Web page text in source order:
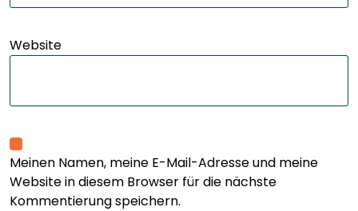
Website
Meinen Namen, meine E-Mail-Adresse und meine
Website in diesem Browser für die nächste
Kommentierung speichern.